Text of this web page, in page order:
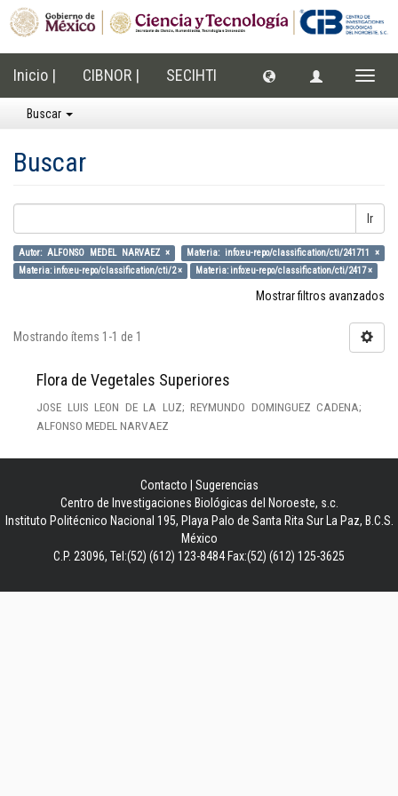
Inicio | CIBNOR | SECIHTI
Buscar
Buscar
Ir
Autor: ALFONSO MEDEL NARVAEZ ×
Materia: info:eu-repo/classification/cti/241711 ×
Materia: info:eu-repo/classification/cti/2 ×
Materia: info:eu-repo/classification/cti/2417 ×
Mostrar filtros avanzados
Mostrando ítems 1-1 de 1
Flora de Vegetales Superiores
JOSE LUIS LEON DE LA LUZ; REYMUNDO DOMINGUEZ CADENA;
ALFONSO MEDEL NARVAEZ
Contacto
Sugerencias
Centro de Investigaciones Biológicas del Noroeste, s.c.
Instituto Politécnico Nacional 195, Playa Palo de Santa Rita Sur La Paz, B.C.S.
México
C.P. 23096, Tel:(52) (612) 123-8484 Fax:(52) (612) 125-3625